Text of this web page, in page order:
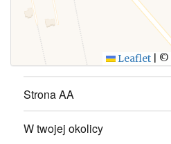
WYŚLIJ
Leaflet ©
Strona AA
W twojej okolicy